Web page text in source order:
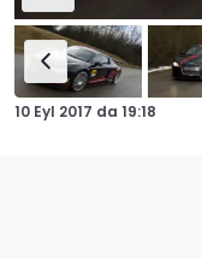
10 Eyl 2017 da 19:18